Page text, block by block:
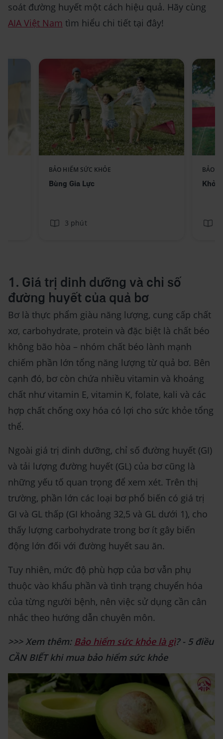
soát đường huyết một cách hiệu quả. Hãy cùng
AIA Việt Nam tìm hiểu chi tiết tại đây!
Replace component AIA -
BẢO HIỂM SỨC KHỎE
Bùng Gia Lực
3 phút
BẢO
Khỏe
1. Giá trị dinh dưỡng và chỉ số
đường huyết của quả bơ
Bơ là thực phẩm giàu năng lượng, cung cấp chất
xơ, carbohydrate, protein và đặc biệt là chất béo
không bão hòa – nhóm chất béo lành mạnh
chiếm phần lớn tổng năng lượng từ quả bơ. Bên
cạnh đó, bơ còn chứa nhiều vitamin và khoáng
chất như vitamin E, vitamin K, folate, kali và các
hợp chất chống oxy hóa có lợi cho sức khỏe tổng
thể.
Ngoài giá trị dinh dưỡng, chỉ số đường huyết (GI)
và tải lượng đường huyết (GL) của bơ cũng là
những yếu tố quan trọng để xem xét. Trên thị
trường, phần lớn các loại bơ phổ biến có giá trị
GI và GL thấp (GI khoảng 32,5 và GL dưới 1), cho
thấy lượng carbohydrate trong bơ ít gây biến
động lớn đối với đường huyết sau ăn.
Tuy nhiên, mức độ phù hợp của bơ vẫn phụ
thuộc vào khẩu phần và tình trạng chuyển hóa
của từng người bệnh, nên việc sử dụng cần cân
nhắc theo hướng dẫn chuyên môn.
>>> Xem thêm: Bảo hiểm sức khỏe là gì? - 5 điều
CẦN BIẾT khi mua bảo hiểm sức khỏe